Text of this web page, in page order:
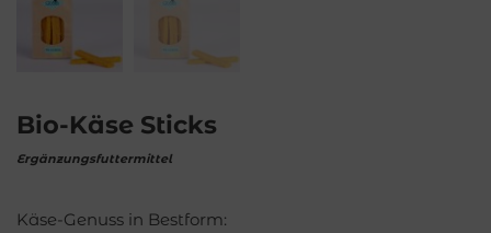
Bio-Käse Sticks
Ergänzungsfuttermittel
Käse-Genuss in Bestform: